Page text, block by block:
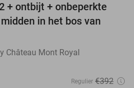
25%
+ ontbijt + onbeperkte
in het bos van
Château Mont Royal
Regulier €392